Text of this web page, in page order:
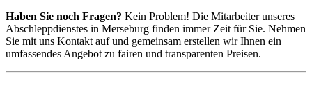
Haben Sie noch Fragen? Kein Problem! Die Mitarbeiter unseres
Abschleppdienstes in Merseburg finden immer Zeit für Sie. Nehmen
Sie mit uns Kontakt auf und gemeinsam erstellen wir Ihnen ein
umfassendes Angebot zu fairen und transparenten Preisen.